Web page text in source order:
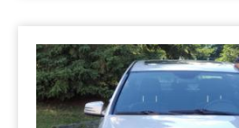
ST-HYACINTHE
GRANBY
DRUMMONDVILLE
VICTORIAVILLE